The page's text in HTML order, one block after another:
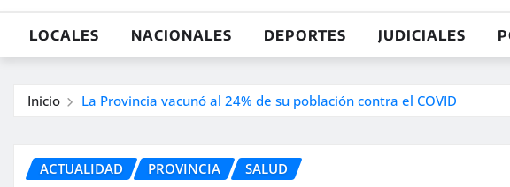
LOCALES NACIONALES DEPORTES JUDICIALES
Inicio La Provincia vacunó al 24% de su población contra el COVID
ACTUALIDAD PROVINCIA SALUD